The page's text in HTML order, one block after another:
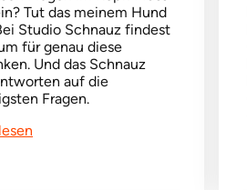
Tut das meinem Hund
Studio Schnauz findest
für genau diese
Und das Schnauz
auf die
Fragen.